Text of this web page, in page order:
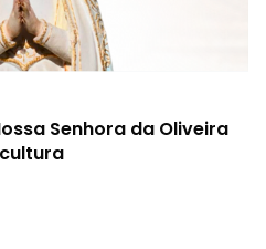
Senhora da Oliveira